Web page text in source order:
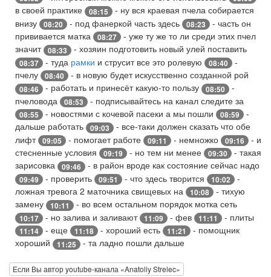
в своей практике
08:15
- ну вся краевая пчела собирается
внизу
08:20 - под фанеркой часть здесь 08:23
- часть он
прививается матка
08:27
- уже ту же то ли среди этих пчел
значит 08:33 - хозяин подготовить новый улей поставить
08:37 - туда рамки и струсит все это ролевую 08:40
-
пчелу
08:40 - в новую будет искусственно созданной рой
08:46 - работать и принесёт какую-то пользу 08:50
-
пчеловода
08:53 - подписывайтесь на канал следите за
08:55 - новостями с кочевой пасеки а мы пошли 08:59
-
дальше работать
09:03
- все-таки должен сказать что обе
лифт 09:05 - помогает работе 09:11 - немножко 09:16
- и
стесненные условия
09:19 - но тем ни менее 09:30
- такая
зарисовка
09:46 - в район вроде как состояние сейчас надо
09:49 - проверить 09:51 - что здесь творится 10:02
-
ложная тревога 2 маточника свищевых на
10:08
- тихую
замену
10:11 - во всем остальном порядок мотка сеть
10:17 - но залива и заливают 11:09 - фев 11:11 - плиты
11:14 - еще 11:18 - хороший есть 11:21
- помощник
хороший
11:25 - та ладно пошли дальше
Если Вы автор youtube-канала «Anatoliy Strelec»